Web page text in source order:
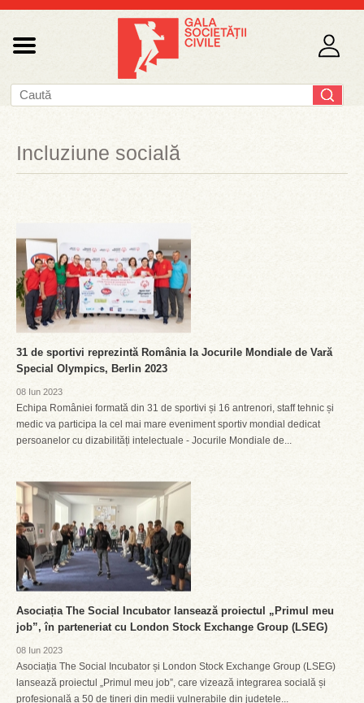
Incluziune socială
31 de sportivi reprezintă România la Jocurile Mondiale de Vară
Special Olympics, Berlin 2023
08 Iun 2023
Echipa României formată din 31 de sportivi și 16 antrenori, staff tehnic și
medic va participa la cel mai mare eveniment sportiv mondial dedicat
persoanelor cu dizabilități intelectuale - Jocurile Mondiale de...
Asociația The Social Incubator lansează proiectul „Primul meu
job”, în parteneriat cu London Stock Exchange Group (LSEG)
08 Iun 2023
Asociația The Social Incubator și London Stock Exchange Group (LSEG)
lansează proiectul „Primul meu job”, care vizează integrarea socială și
profesională a 50 de tineri din medii vulnerabile din județele...